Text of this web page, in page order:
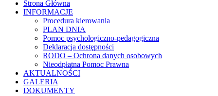
Strona Główna
INFORMACJE
Procedura kierowania
PLAN DNIA
Pomoc psychologiczno-pedagogiczna
Deklaracja dostępności
RODO – Ochrona danych osobowych
Nieodpłatna Pomoc Prawna
AKTUALNOŚCI
GALERIA
DOKUMENTY